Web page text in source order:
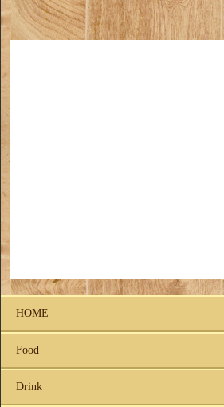
HOME
Food
Drink